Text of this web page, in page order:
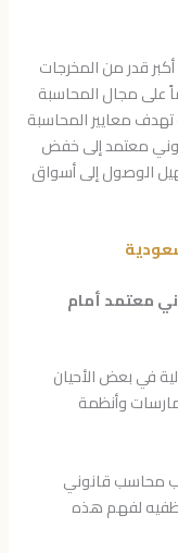
قدر من المخرجات
على مجال المحاسبة
معايير المحاسبة
معتمد إلى خفض
الوصول إلى أسواق
معتمد أمام
في بعض الأحيان
وأنظمة
محاسب قانوني
لفهم هذه